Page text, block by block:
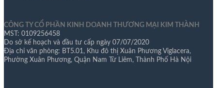
CÔNG TY CỔ PHẦN KINH DOANH THƯƠNG MẠI KIM THÀNH
MST: 0109256458
Do sở kế hoạch và đầu tư cấp ngày 07/07/2020
Địa chỉ văn phòng: BT5.01, Khu đô thị Xuân Phương Viglacera,
Phường Xuân Phương, Quận Nam Từ Liêm, Thành Phố Hà Nội